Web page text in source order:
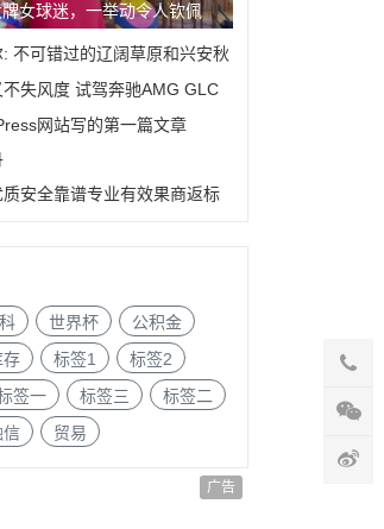
女球迷，一举动令人钦佩
: 不可错过的辽阔草原和兴安秋
失风度 试驾奔驰AMG GLC
网站写的第一篇文章
质安全靠谱专业有效果商返标
世界杯
公积金
存 标签1
标签2
签一 标签三
标签二
信 贸易
广告